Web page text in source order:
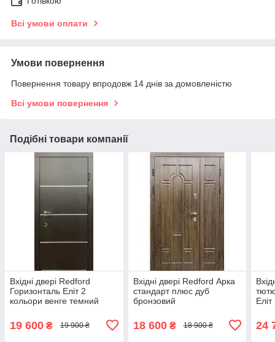
Всі умови оплати
Умови повернення
Повернення товару впродовж 14 днів за домовленістю
Всі умови повернення
Подібні товари компанії
Вхідні двері Redford
Горизонталь Еліт 2
кольори венге темний
19 600 ₴ 19 900 ₴
Вхідні двері Redford Арка
стандарт плюс дуб
бронзовий
18 600₴ 18 900 ₴
Еліт
24